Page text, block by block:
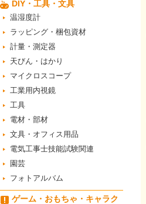
DIY・工具・文具
温湿度計
ラッピング・梱包資材
計量・測定器
天びん・はかり
マイクロスコープ
工業用内視鏡
工具
電材・部材
文具・オフィス用品
電気工事士技能試験関連
園芸
フォトアルバム
ゲーム・おもちゃ・キャラク